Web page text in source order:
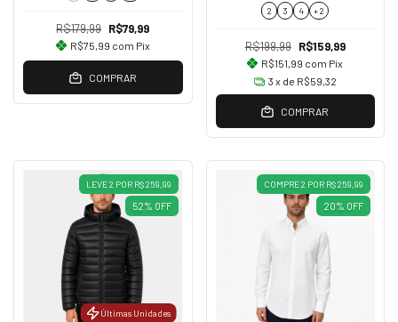
R$179,99 R$79,99
R$75,99 com Pix
COMPRAR
2 3 4 + 2
R$199,99 R$159,99
R$151,99 com Pix
3 x de R$59,32
COMPRAR
Últimas Unidades
LEVE 2 POR R$ 259,99
52% OFF
COMPRE 2 POR R$ 259,99
20% OFF